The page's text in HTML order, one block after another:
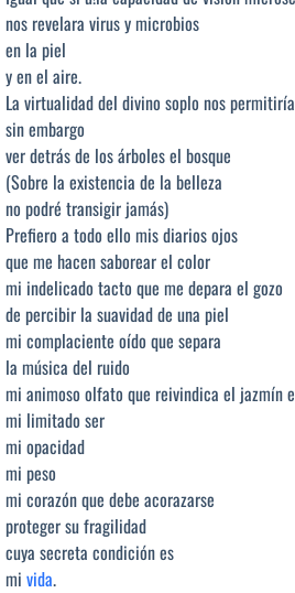
nos revelara virus y microbios
en la piel
y en el aire.
La virtualidad del divino soplo nos permitiría
sin embargo
ver detrás de los árboles el bosque
(Sobre la existencia de la belleza
no podré transigir jamás)
Prefiero a todo ello mis diarios ojos
que me hacen saborear el color
mi indelicado tacto que me depara el gozo
de percibir la suavidad de una piel
mi complaciente oído que separa
la música del ruido
mi animoso olfato que reivindica el jazmín
mi limitado ser
mi opacidad
mi peso
mi corazón que debe acorazarse
proteger su fragilidad
cuya secreta condición es
mi vida.